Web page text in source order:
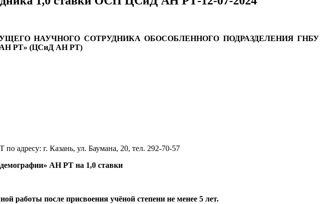
НАУЧНОГО СОТРУДНИКА ОБОСОБЛЕННОГО ПОДРАЗДЕЛЕНИЯ ГНБУ
РТ» (ЦСиД АН РТ)
адресу: г. Казань, ул. Баумана, 20, тел. 292-70-57
АН РТ на 1,0 ставки
работы после присвоения учёной степени не менее 5 лет.